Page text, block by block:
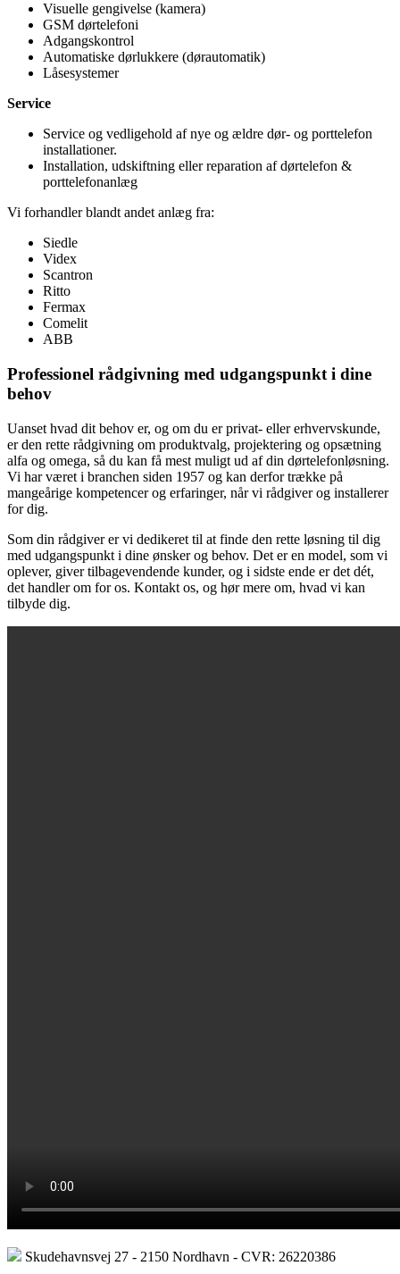
Visuelle gengivelse (kamera)
GSM dørtelefoni
Adgangskontrol
Automatiske dørlukkere (dørautomatik)
Låsesystemer
Service
Service og vedligehold af nye og ældre dør- og porttelefon
installationer.
Installation, udskiftning eller reparation af dørtelefon &
porttelefonanlæg
Vi forhandler blandt andet anlæg fra:
Siedle
Videx
Scantron
Ritto
Fermax
Comelit
ABB
Professionel rådgivning med udgangspunkt i dine
behov
Uanset hvad dit behov er, og om du er privat- eller erhvervskunde,
er den rette rådgivning om produktvalg, projektering og opsætning
alfa og omega, så du kan få mest muligt ud af din dørtelefonløsning.
Vi har været i branchen siden 1957 og kan derfor trække på
mangeårige kompetencer og erfaringer, når vi rådgiver og installerer
for dig.
Som din rådgiver er vi dedikeret til at finde den rette løsning til dig
med udgangspunkt i dine ønsker og behov. Det er en model, som vi
oplever, giver tilbagevendende kunder, og i sidste ende er det dét,
det handler om for os. Kontakt os, og hør mere om, hvad vi kan
tilbyde dig.
Skudehavnsvej 27 - 2150 Nordhavn - CVR: 26220386